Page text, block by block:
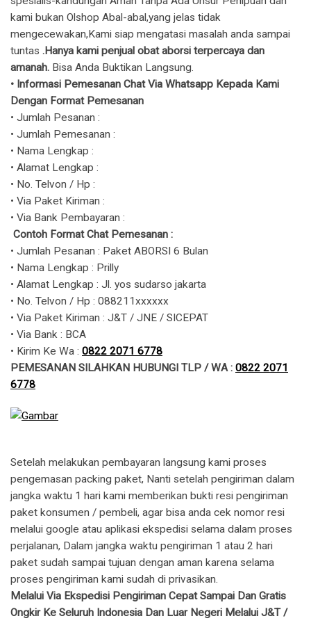
kami bukan Olshop Abal-abal,yang jelas tidak
mengecewakan,Kami siap mengatasi masalah anda sampai
tuntas .Hanya kami penjual obat aborsi terpercaya dan
amanah. Bisa Anda Buktikan Langsung.
​• Informasi Pemesanan Chat Via Whatsapp Kepada Kami
Dengan Format Pemesanan
• Jumlah Pesanan :
• Jumlah Pemesanan :
• Nama Lengkap :
• Alamat Lengkap :
• No. Telvon / Hp :
• Via Paket Kiriman :
• Via Bank Pembayaran :
Contoh Format Chat Pemesanan :
• Jumlah Pesanan : Paket ABORSI 6 Bulan
• Nama Lengkap : Prilly
• Alamat Lengkap : Jl. yos sudarso jakarta
• No. Telvon / Hp : 088211xxxxxx
• Via Paket Kiriman : J&T / JNE / SICEPAT
• Via Bank : BCA
• Kirim Ke Wa : ​​ 0822 2071 6778
PEMESANAN SILAHKAN HUBUNGI TLP / WA : 0822 2071
6778
Setelah melakukan pembayaran langsung kami proses
pengemasan packing paket, Nanti setelah pengiriman dalam
jangka waktu 1 hari kami memberikan bukti resi pengiriman
paket konsumen / pembeli, agar bisa anda cek nomor resi
melalui google atau aplikasi ekspedisi selama dalam proses
perjalanan, Dalam jangka waktu pengiriman 1 atau 2 hari
paket sudah sampai tujuan dengan aman karena selama
proses pengiriman kami sudah di privasikan.
Melalui Via Ekspedisi Pengiriman Cepat Sampai Dan Gratis
Ongkir Ke Seluruh Indonesia Dan Luar Negeri Melalui J&T /